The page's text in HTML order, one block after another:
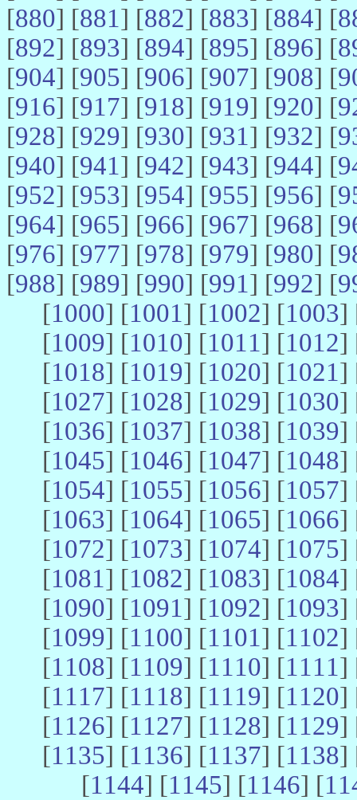
[880] [881] [882] [883] [884] [
[892] [893] [894] [895] [896] [
[904] [905] [906] [907] [908] [
[916] [917] [918] [919] [920] [
[928] [929] [930] [931] [932] [
[940] [941] [942] [943] [944] [
[952] [953] [954] [955] [956] [
[964] [965] [966] [967] [968] [
[976] [977] [978] [979] [980] [
[988] [989] [990] [991] [992] [
[1000] [1001] [1002] [1003]
[1009] [1010] [1011] [1012]
[1018] [1019] [1020] [1021]
[1027] [1028] [1029] [1030]
[1036] [1037] [1038] [1039]
[1045] [1046] [1047] [1048]
[1054] [1055] [1056] [1057]
[1063] [1064] [1065] [1066]
[1072] [1073] [1074] [1075]
[1081] [1082] [1083] [1084]
[1090] [1091] [1092] [1093]
[1099] [1100] [1101] [1102]
[1108] [1109] [1110] [1111]
[1117] [1118] [1119] [1120]
[1126] [1127] [1128] [1129]
[1135] [1136] [1137] [1138]
[1144] [1145] [1146] [